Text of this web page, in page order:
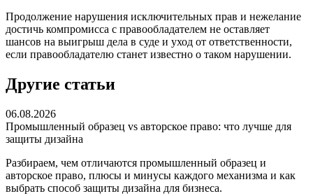
Продолжение нарушения исключительных прав и нежелание
достичь компромисса с правообладателем не оставляет
шансов на выигрыш дела в суде и уход от ответственности,
если правообладателю станет известно о таком нарушении.
Другие статьи
06.08.2026
Промышленный образец vs авторское право: что лучше для
защиты дизайна
Разбираем, чем отличаются промышленный образец и
авторское право, плюсы и минусы каждого механизма и как
выбрать способ защиты дизайна для бизнеса.